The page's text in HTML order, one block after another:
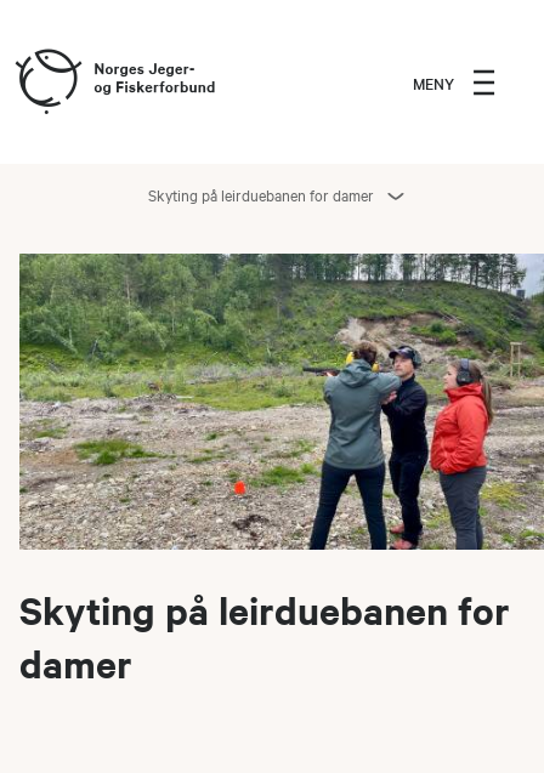
MENY
Skyting på leirduebanen for damer
Skyting på leirduebanen for
damer